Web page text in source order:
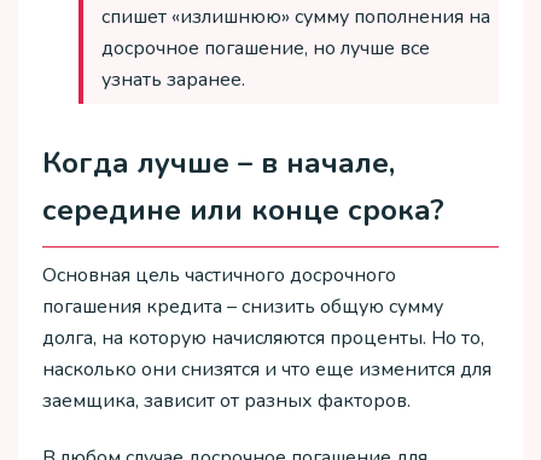
спишет «излишнюю» сумму пополнения на
досрочное погашение, но лучше все
узнать заранее.
Когда лучше – в начале,
середине или конце срока?
Основная цель частичного досрочного
погашения кредита – снизить общую сумму
долга, на которую начисляются проценты. Но то,
насколько они снизятся и что еще изменится для
заемщика, зависит от разных факторов.